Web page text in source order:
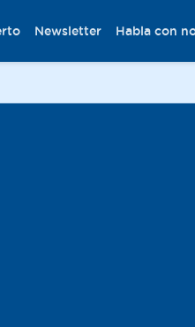
Newsletter Habla con